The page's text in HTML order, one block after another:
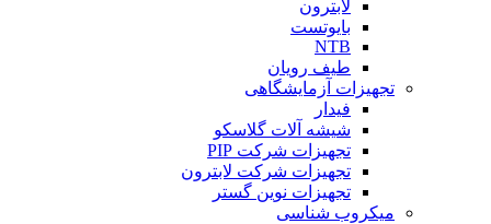
لابترون
بایوتست
NTB
طیف رویان
تجهیزات آزمایشگاهی
فیدار
شیشه آلات گلاسکو
تجهیزات شرکت PIP
تجهیزات شرکت لابترون
تجهیزات نوین گستر
میکروب شناسی